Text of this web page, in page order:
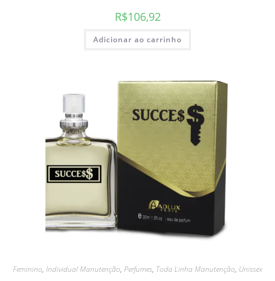
R$106,92
Adicionar ao carrinho
Feminino, Individual Manutenção, Perfumes, Toda Linha Manutenção, Unissex